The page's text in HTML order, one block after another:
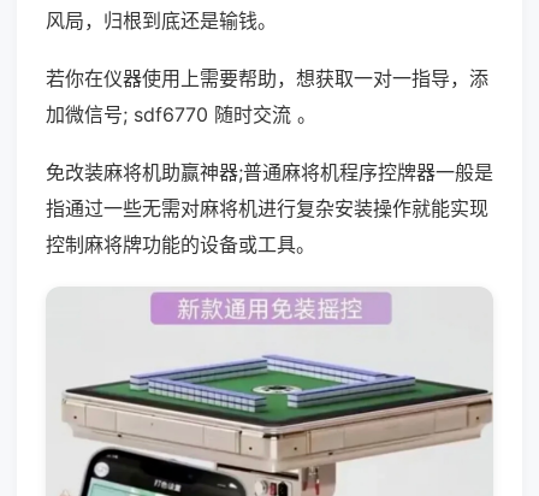
风局，归根到底还是输钱。
若你在仪器使用上需要帮助，想获取一对一指导，添
加微信号; sdf6770 随时交流 。
免改装麻将机助赢神器;普通麻将机程序控牌器一般是
指通过一些无需对麻将机进行复杂安装操作就能实现
控制麻将牌功能的设备或工具。